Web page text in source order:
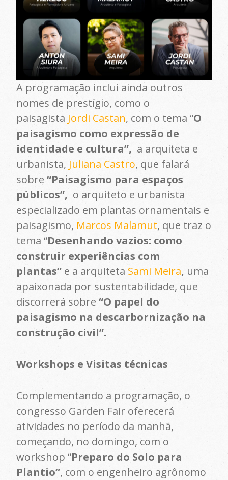
A programação inclui ainda outros
nomes de prestígio, como o
paisagista Jordi Castan, com o tema “O
paisagismo como expressão de
identidade e cultura”, a arquiteta e
urbanista, Juliana Castro, que falará
sobre“Paisagismo para espaços
públicos”, o arquiteto e urbanista
especializado em plantas ornamentais e
paisagismo, Marcos Malamut, que traz o
tema “Desenhando vazios: como
construir experiências com
plantas” e a arquiteta Sami Meira, uma
apaixonada por sustentabilidade, que
discorrerá sobre “O papel do
paisagismo na descarbornização na
construção civil”.
Workshops e Visitas técnicas
Complementando a programação, o
congresso Garden Fair oferecerá
atividades no período da manhã,
começando, no domingo, com o
workshop “Preparo do Solo para
Plantio”, com o engenheiro agrônomo